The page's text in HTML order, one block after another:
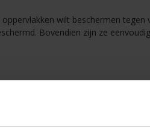
wilt beschermen
Bovendien zijn ze
afdekvlies met antislip onderzijde,
stucloper met nette uitstraling en
en een zelfklevende onderzijde.